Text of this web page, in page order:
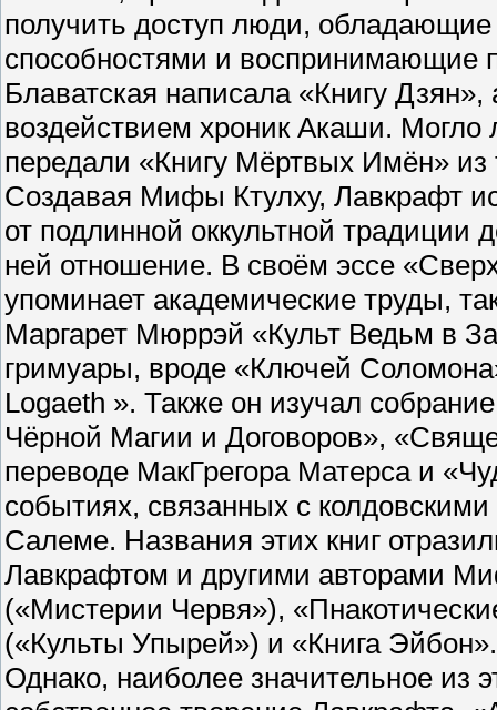
получить доступ люди,
способностями и воспринимающие
Блаватская написала «Книгу
воздействием хроник Акаши. Могло
передали «Книгу Мёртвых Имён» из
Создавая Мифы Ктулху, Лавкрафт
от подлинной оккультной
ней отношение. В своём эссе
упоминает академические труды,
Маргарет Мюррэй «Культ Ведьм в
гримуары, вроде «Ключей
Logaeth ». Также он изучал
Чёрной Магии и Договоров»,
переводе МакГрегора Матерса и
событиях, связанных с
Салеме. Названия этих книг
Лавкрафтом и другими авторами
(«Мистерии Червя»),
(«Культы Упырей») и «Книга Эйбон».
Однако, наиболее значительное